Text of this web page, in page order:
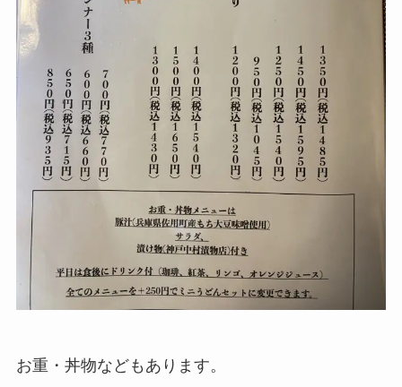
お重・丼物などもあります。